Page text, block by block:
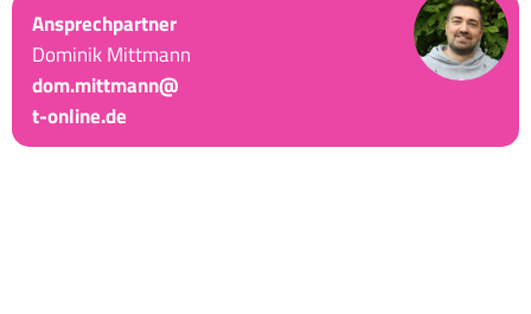
Ansprechpartner
Dominik Mittmann
dom.mittmann@
t-online.de